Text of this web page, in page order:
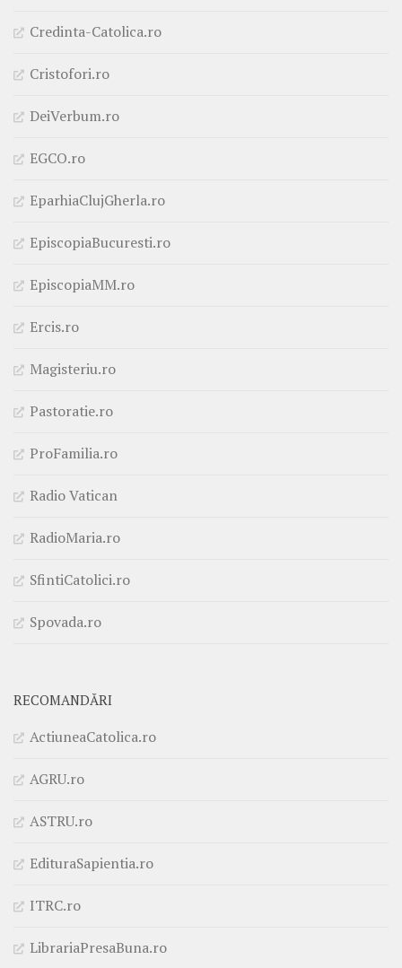
Credinta-Catolica.ro
Cristofori.ro
DeiVerbum.ro
EGCO.ro
EparhiaClujGherla.ro
EpiscopiaBucuresti.ro
EpiscopiaMM.ro
Ercis.ro
Magisteriu.ro
Pastoratie.ro
ProFamilia.ro
Radio Vatican
RadioMaria.ro
SfintiCatolici.ro
Spovada.ro
RECOMANDĂRI
ActiuneaCatolica.ro
AGRU.ro
ASTRU.ro
EdituraSapientia.ro
ITRC.ro
LibrariaPresaBuna.ro